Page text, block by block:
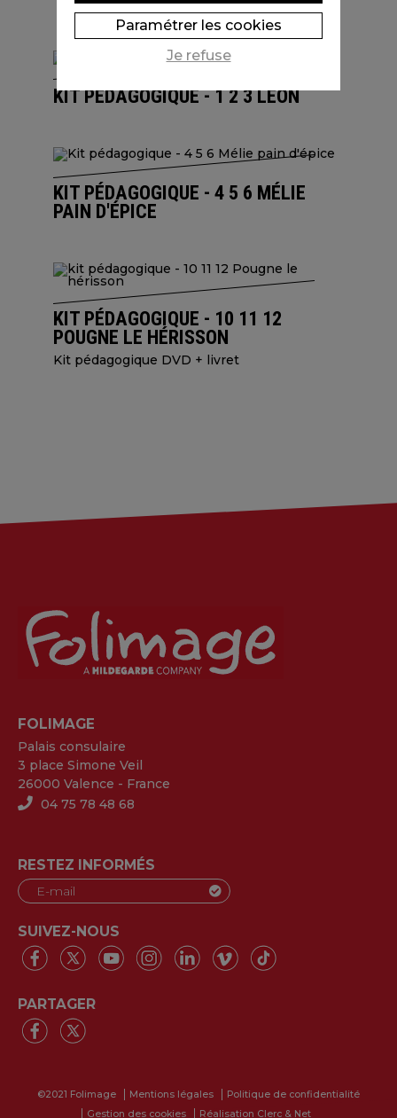
KIT PÉDAGOGIQUE - 1 2 3 LÉON
KIT PÉDAGOGIQUE - 4 5 6 MÉLIE
PAIN D'ÉPICE
KIT PÉDAGOGIQUE - 10 11 12
POUGNE LE HÉRISSON
Kit pédagogique DVD + livret
FOLIMAGE
Palais consulaire
3 place Simone Veil
26000 Valence - France
04 75 78 48 68
RESTEZ INFORMÉS
SUIVEZ-NOUS
PARTAGER
©2021 Folimage Mentions légales
Politique de confidentialité
Gestion des cookies
Réalisation Clerc & Net
Paramétrer les cookies
Je refuse